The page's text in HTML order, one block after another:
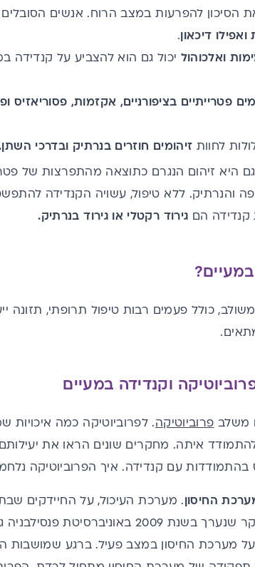
הסיכון להפרעות במצב הרוח. אנשים הסובלים
דיכאון.
ואלכוהול יכול גם הוא להצביע על קנדידה
פטרייתיים בציפורניים, אקזמות, פסוריאזיס
לחוות זיהומים חוזרים בנרתיק ובדרכי
גם היא זיהום הנגרם כתוצאה מהתפרצות של
והנרתיק. ללא טיפול, עשויה הקנדידה
קנדידה הם גירוד רקטלי או גירוד בנרתיק.
כולל פעמים רבות טיפול תרופתי, תזונה
.
וקנדידה במעיים
משלב פרוביוטיקה. לפרוביוטיקה כמה
איתה. מחקרים שונים הראו את יעילותם
בהתמודדות עם קנדידה. איך הפרוביוטיקה
החיסון. מערכת העיכול, על החיידקים
שנערך בשנת 2009 באוניברסיטת
מערכת החיסון במצב פעיל. ברגע שמושבות